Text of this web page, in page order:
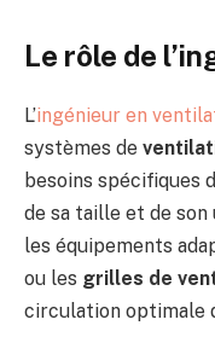
Le rôle de
L’ingénieur en
systèmes de
besoins spécifiques
de sa taille et de
les équipements
ou les grilles de
circulation optimale